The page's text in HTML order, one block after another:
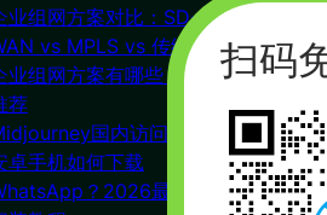
业组网方案对比：SD-
vs MPLS vs 传统VPN
业组网方案有哪些？对比
荐
国内访问教程
卓手机如何下载
？2026最新下载
联系我们
杭州（
广州
合作：
号）